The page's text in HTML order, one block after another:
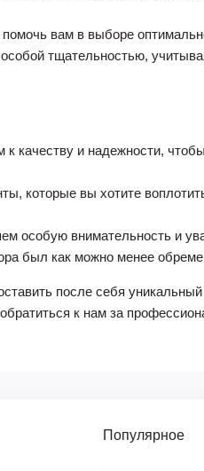
вам в выборе
тщательностью,
качеству и надежности,
которые вы хотите
особую внимательность и
был как можно менее
после себя
к нам за
Популярное